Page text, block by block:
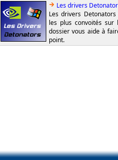
Les drivers
Les drivers
les plus convoités sur
dossier vous aide à
point.